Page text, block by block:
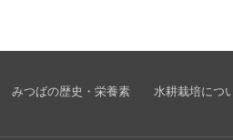
みつばの歴史・栄養素 水耕栽培につ